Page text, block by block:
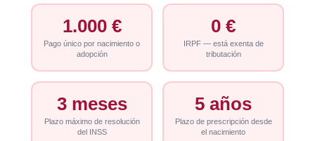
1.000 €
Pago único por nacimiento o
adopción
0 €
IRPF — está exenta de
tributación
3 meses
Plazo máximo de resolución
del INSS
5 años
Plazo de prescripción desde
el nacimiento